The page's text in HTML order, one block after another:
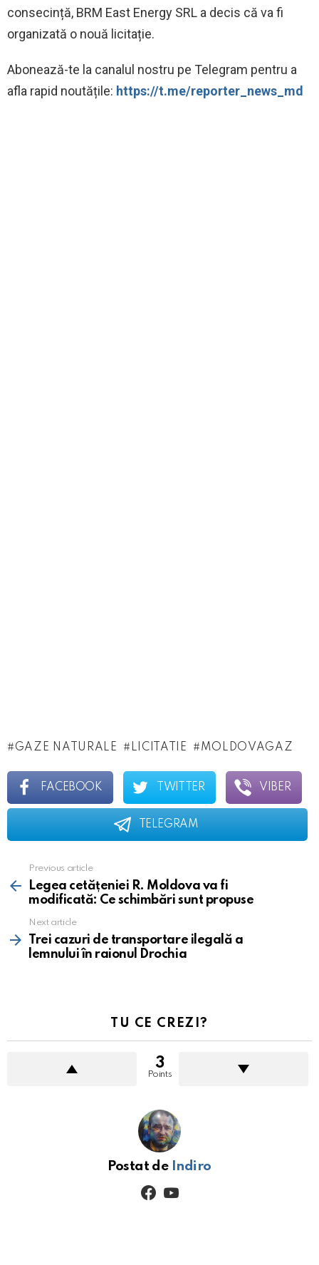
consecință, BRM East Energy SRL a decis că va fi
organizată o nouă licitație.
Abonează-te la canalul nostru pe Telegram pentru a
afla rapid noutățile: https://t.me/reporter_news_md
GAZE NATURALE LICITATIE MOLDOVAGAZ
FACEBOOK TWITTER VIBER
TELEGRAM
more
Previous article
Legea cetățeniei R. Moldova va fi
modificată: Ce schimbări sunt propuse
Next article
Trei cazuri de transportare ilegală a
lemnului în raionul Drochia
TU CE CREZI?
3
Points
Postat de Indiro